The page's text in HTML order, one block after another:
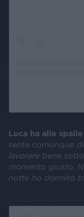
Luca ha alle
sente comunque
lavorare bene
momento giusto.
notte ho dormito